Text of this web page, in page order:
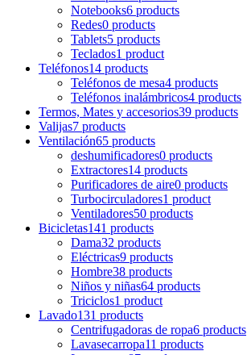
Notebooks6 products
Redes0 products
Tablets5 products
Teclados1 product
Teléfonos14 products
Teléfonos de mesa4 products
Teléfonos inalámbricos4 products
Termos, Mates y accesorios39 products
Valijas7 products
Ventilación65 products
deshumificadores0 products
Extractores14 products
Purificadores de aire0 products
Turbocirculadores1 product
Ventiladores50 products
Bicicletas141 products
Dama32 products
Eléctricas9 products
Hombre38 products
Niños y niñas64 products
Triciclos1 product
Lavado131 products
Centrifugadoras de ropa6 products
Lavasecarropa11 products